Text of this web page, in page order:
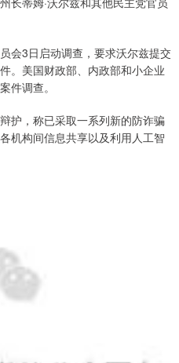
3日启动调查，要求沃尔兹提交
。美国财政部、内政部和小企业
件调查。
，称已采取一系列新的防诈骗
机构间信息共享以及利用人工智